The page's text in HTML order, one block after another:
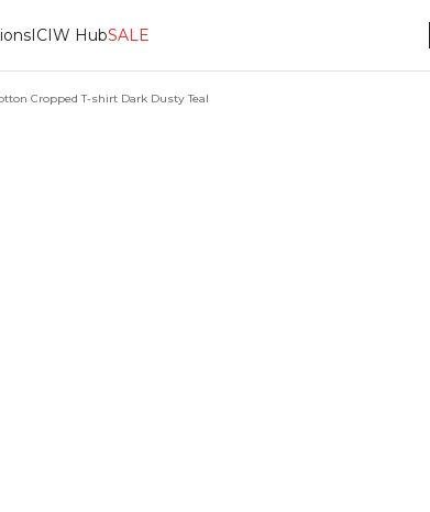
ICIW HubSALE
Cropped T-shirt Dark Dusty Teal